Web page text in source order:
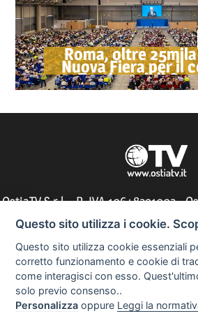
Roma, oltre
Nuova Fiera per il
Testimoni di
OstiaTV S.r.l. - P. IVA 10648291002 -
di Roma n° 197/2010 - direttore
Informazioni utili
Questo sito utilizza i cookie.
Questo sito utilizza cookie essenziali
corretto funzionamento e cookie di
come interagisci con esso.
solo previo consenso..
Personalizza oppure Leggi la